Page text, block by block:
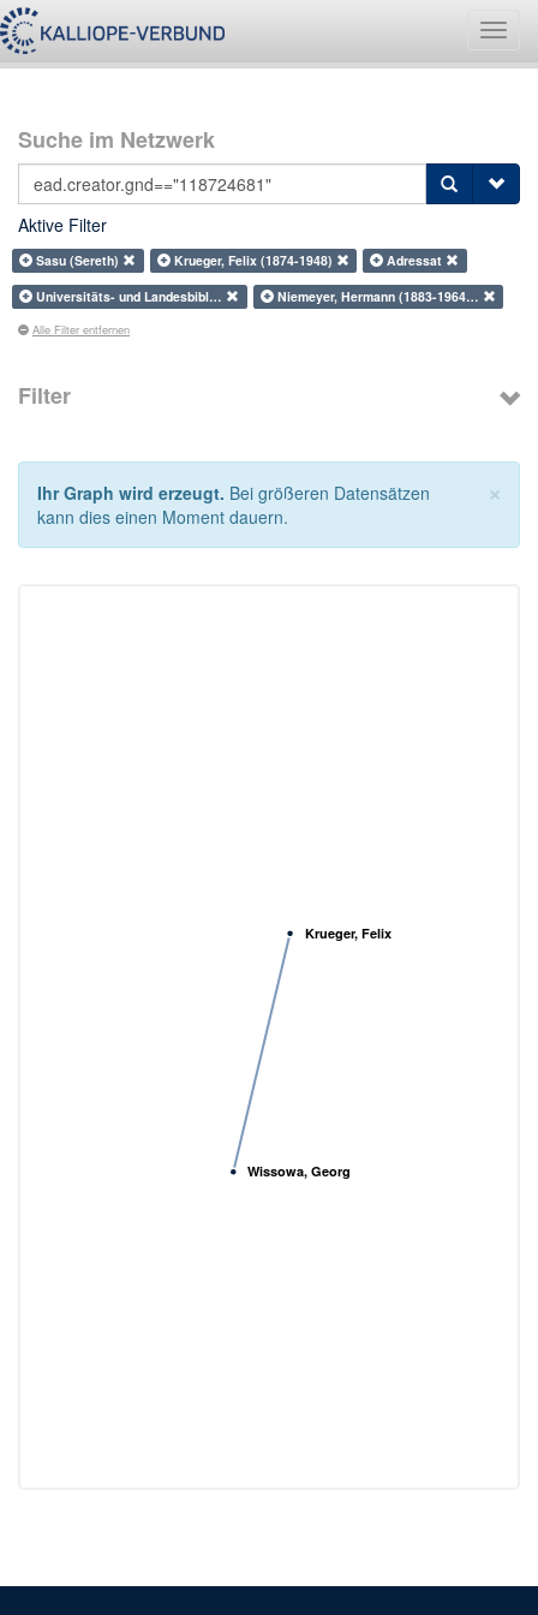
Suche im Netzwerk
Aktive Filter
Sasu (Sereth) Krueger, Felix (1874-1948)
Adressat
Universitäts- und Landesbibl…
Niemeyer, Hermann (1883-1964…
Alle Filter entfernen
Filter
×
Ihr Graph wird erzeugt. Bei größeren Datensätzen
kann dies einen Moment dauern.
Wissowa, Georg
Krueger, Felix